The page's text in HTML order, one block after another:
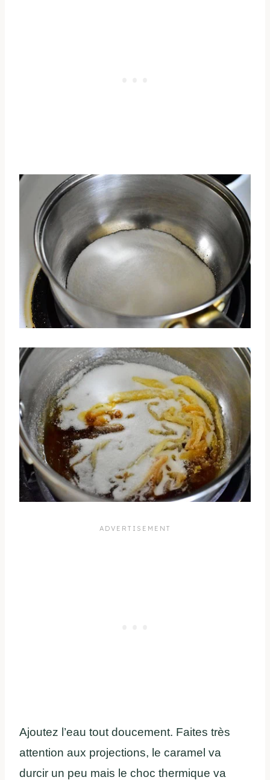
Ajoutez l’eau tout doucement. Faites très
attention aux projections, le caramel va
durcir un peu mais le choc thermique va